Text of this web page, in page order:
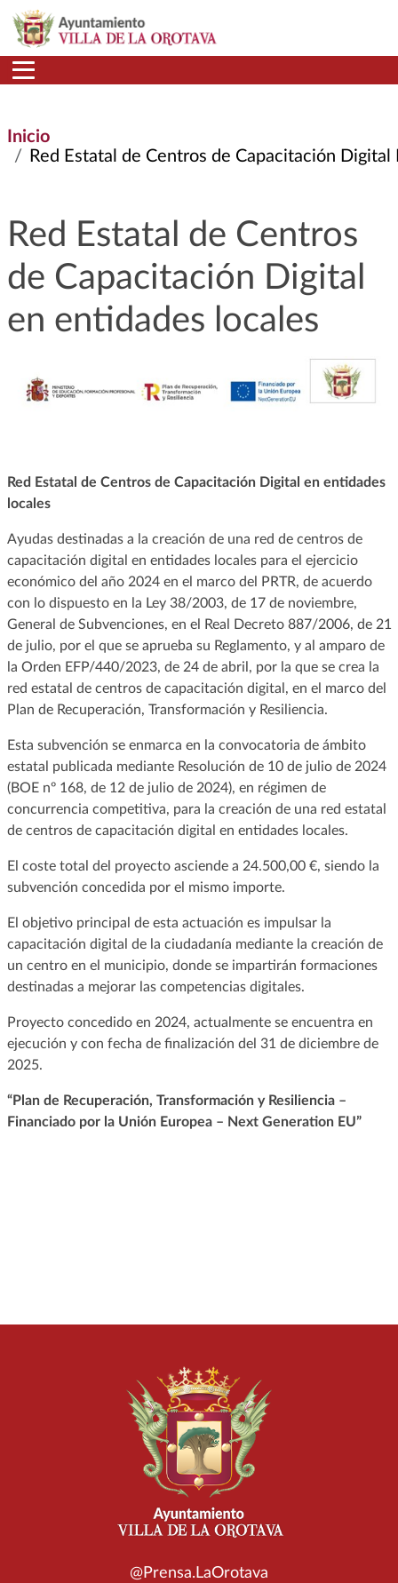
Pasar al contenido principal
Inicio
Red Estatal de Centros de Capacitación Digital
Red Estatal de Centros
de Capacitación Digital
en entidades locales
Red Estatal de Centros de Capacitación Digital en entidades
locales
Ayudas destinadas a la creación de una red de centros de
capacitación digital en entidades locales para el ejercicio
económico del año 2024 en el marco del PRTR, de acuerdo
con lo dispuesto en la Ley 38/2003, de 17 de noviembre,
General de Subvenciones, en el Real Decreto 887/2006, de 21
de julio, por el que se aprueba su Reglamento, y al amparo de
la Orden EFP/440/2023, de 24 de abril, por la que se crea la
red estatal de centros de capacitación digital, en el marco del
Plan de Recuperación, Transformación y Resiliencia.
Esta subvención se enmarca en la convocatoria de ámbito
estatal publicada mediante Resolución de 10 de julio de 2024
(BOE nº 168, de 12 de julio de 2024), en régimen de
concurrencia competitiva, para la creación de una red estatal
de centros de capacitación digital en entidades locales.
El coste total del proyecto asciende a 24.500,00 €, siendo la
subvención concedida por el mismo importe.
El objetivo principal de esta actuación es impulsar la
capacitación digital de la ciudadanía mediante la creación de
un centro en el municipio, donde se impartirán formaciones
destinadas a mejorar las competencias digitales.
Proyecto concedido en 2024, actualmente se encuentra en
ejecución y con fecha de finalización del 31 de diciembre de
2025.
“Plan de Recuperación, Transformación y Resiliencia –
Financiado por la Unión Europea – Next Generation EU”
@Prensa.LaOrotava